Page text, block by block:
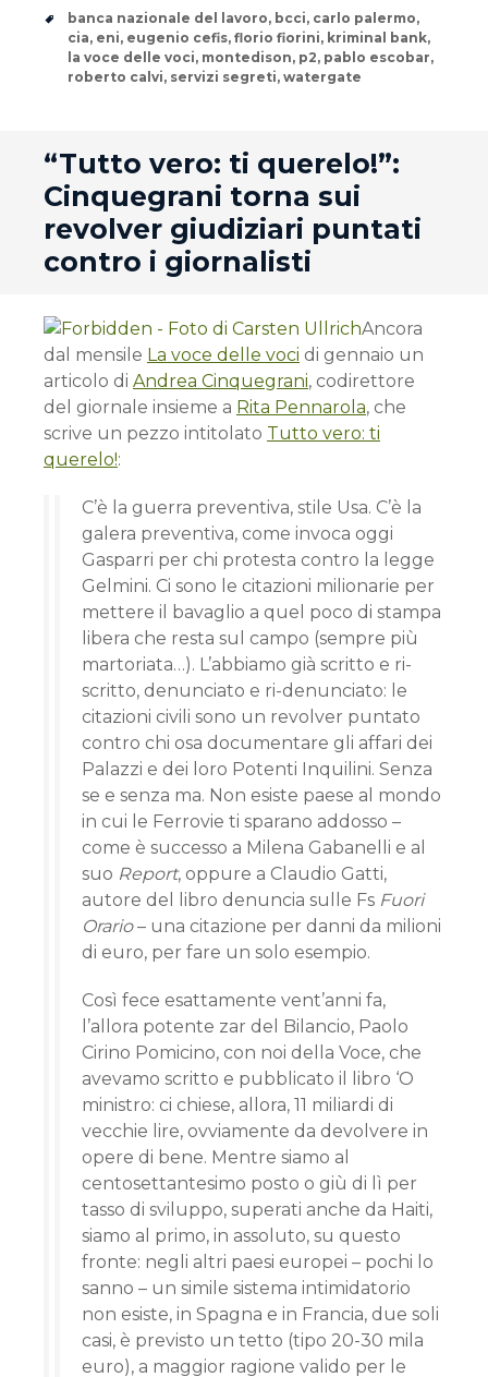
Tags
banca nazionale del lavoro, bcci, carlo palermo,
cia, eni, eugenio cefis, florio fiorini, kriminal bank,
la voce delle voci, montedison, p2, pablo escobar,
roberto calvi, servizi segreti, watergate
“Tutto vero: ti querelo!”:
Cinquegrani torna sui
revolver giudiziari puntati
contro i giornalisti
Ancora
dal mensile La voce delle voci di gennaio un
articolo di Andrea Cinquegrani, codirettore
del giornale insieme a Rita Pennarola, che
scrive un pezzo intitolato Tutto vero: ti
querelo!:
C’è la guerra preventiva, stile Usa. C’è la
galera preventiva, come invoca oggi
Gasparri per chi protesta contro la legge
Gelmini. Ci sono le citazioni milionarie per
mettere il bavaglio a quel poco di stampa
libera che resta sul campo (sempre più
martoriata…). L’abbiamo già scritto e ri-
scritto, denunciato e ri-denunciato: le
citazioni civili sono un revolver puntato
contro chi osa documentare gli affari dei
Palazzi e dei loro Potenti Inquilini. Senza
se e senza ma. Non esiste paese al mondo
in cui le Ferrovie ti sparano addosso –
come è successo a Milena Gabanelli e al
suo Report, oppure a Claudio Gatti,
autore del libro denuncia sulle Fs Fuori
Orario– una citazione per danni da milioni
di euro, per fare un solo esempio.
Così fece esattamente vent’anni fa,
l’allora potente zar del Bilancio, Paolo
Cirino Pomicino, con noi della Voce, che
avevamo scritto e pubblicato il libro ‘O
ministro: ci chiese, allora, 11 miliardi di
vecchie lire, ovviamente da devolvere in
opere di bene. Mentre siamo al
centosettantesimo posto o giù di lì per
tasso di sviluppo, superati anche da Haiti,
siamo al primo, in assoluto, su questo
fronte: negli altri paesi europei – pochi lo
sanno – un simile sistema intimidatorio
non esiste, in Spagna e in Francia, due soli
casi, è previsto un tetto (tipo 20-30 mila
euro), a maggior ragione valido per le